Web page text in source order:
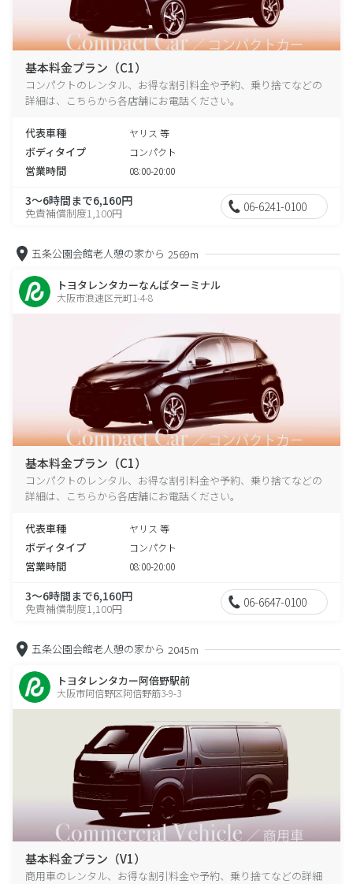
基本料金プラン（C1）
コンパクトのレンタル、お得な割引料金や予約、乗り捨てなどの
詳細は、こちらから各店舗にお電話ください。
代表車種 ヤリス 等
ボディタイプ コンパクト
営業時間 08:00-20:00
3～6時間まで6,160円
免責補償制度1,100円 06-6241-0100
五条公園会館老人憩の家から 2569m
トヨタレンタカーなんばターミナル
大阪市浪速区元町1-4-8
基本料金プラン（C1）
コンパクトのレンタル、お得な割引料金や予約、乗り捨てなどの
詳細は、こちらから各店舗にお電話ください。
代表車種 ヤリス 等
ボディタイプ コンパクト
営業時間 08:00-20:00
3～6時間まで6,160円
免責補償制度1,100円 06-6647-0100
五条公園会館老人憩の家から 2045m
トヨタレンタカー阿倍野駅前
大阪市阿倍野区阿倍野筋3-9-3
基本料金プラン（V1）
商用車のレンタル、お得な割引料金や予約、乗り捨てなどの詳細